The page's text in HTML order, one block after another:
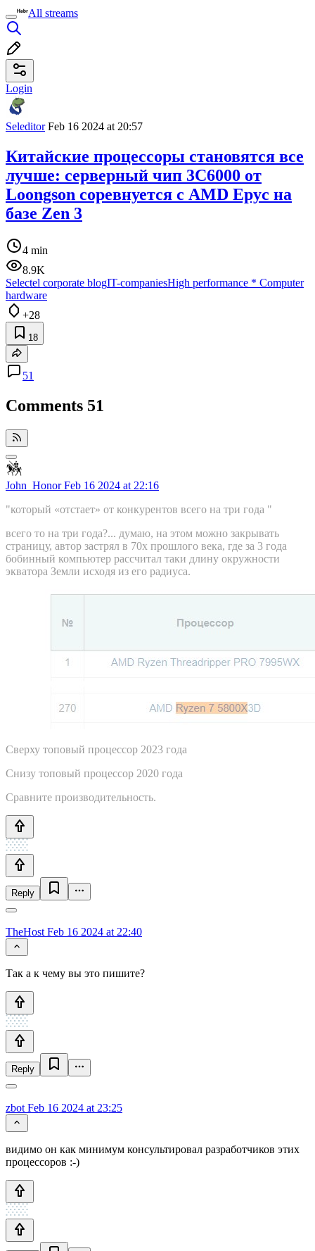
All streams
Login
SeleditorFeb 16 2024 at 20:57
Китайские процессоры становятся все
лучше: серверный чип 3C6000 от
Loongson соревнуется с AMD Epyc на
базе Zen 3
4 min
8.9K
Selectel corporate blogIT-companiesHigh performance * Computer
hardware
+28
18
51
Comments 51
John_HonorFeb 16 2024 at 22:16
"который «отстает» от конкурентов всего на три года "
всего то на три года?... думаю, на этом можно закрывать
страницу, автор застрял в 70х прошлого века, где за 3 года
бобинный компьютер рассчитал таки длину окружности
экватора Земли исходя из его радиуса.
Сверху топовый процессор 2023 года
Снизу топовый процессор 2020 года
Сравните производительность.
Reply
TheHost Feb 16 2024 at 22:40
Так а к чему вы это пишите?
Reply
zbot Feb 16 2024 at 23:25
видимо он как минимум консультировал разработчиков этих
процессоров :-)